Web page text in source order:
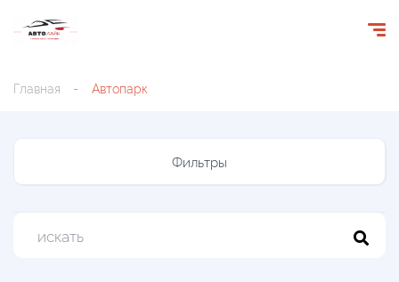
Главная Автопарк
Фильтры